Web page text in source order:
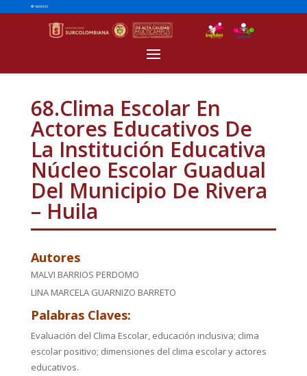
68.Clima Escolar En
Actores Educativos De
La Institución Educativa
Núcleo Escolar Guadual
Del Municipio De Rivera
– Huila
Autores
MALVI BARRIOS PERDOMO
LINA MARCELA GUARNIZO BARRETO
Palabras Claves:
Evaluación del Clima Escolar, educación inclusiva; clima
escolar positivo; dimensiones del clima escolar y actores
educativos.